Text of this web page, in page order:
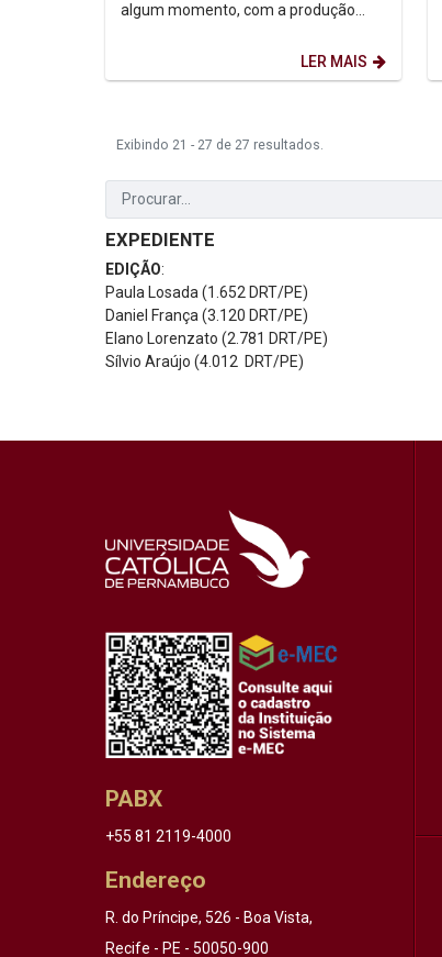
algum momento, com a produção
Cortez Motta. Reconhecido...LER MAIS
Exibindo 21 - 27 de 27 resultados.
EXPEDIENTE
EDIÇÃO:
Paula Losada (1.652 DRT/PE)
Daniel França (3.120 DRT/PE)
Elano Lorenzato (2.781 DRT/PE)
Sílvio Araújo (4.012 DRT/PE)
PABX
+55 81 2119-4000
Endereço
R. do Príncipe, 526 - Boa Vista,
Recife - PE - 50050-900